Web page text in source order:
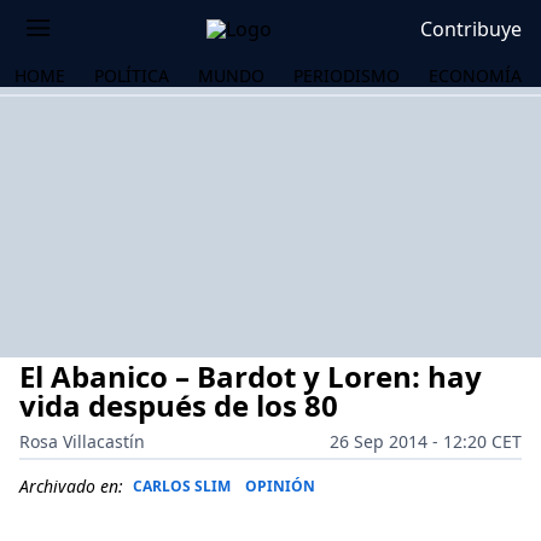
Contribuye
HOME POLÍTICA MUNDO PERIODISMO ECONOMÍA
El Abanico – Bardot y Loren: hay
vida después de los 80
Rosa Villacastín
26 Sep 2014 - 12:20 CET
Archivado en: CARLOS SLIM OPINIÓN